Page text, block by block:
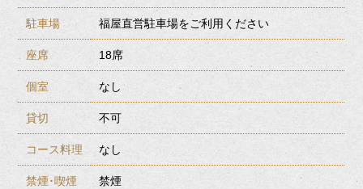
駐車場 福屋直営駐車場をご利用ください
座席 18席
個室 なし
貸切 不可
コース料理 なし
禁煙･喫煙 禁煙